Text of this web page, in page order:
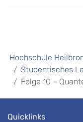
Hochschule
Studentisches
Folge 10 –
Quicklinks